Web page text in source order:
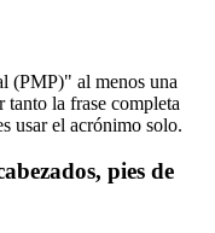
(PMP)" al menos una
tanto la frase completa
usar el acrónimo solo.
pies de